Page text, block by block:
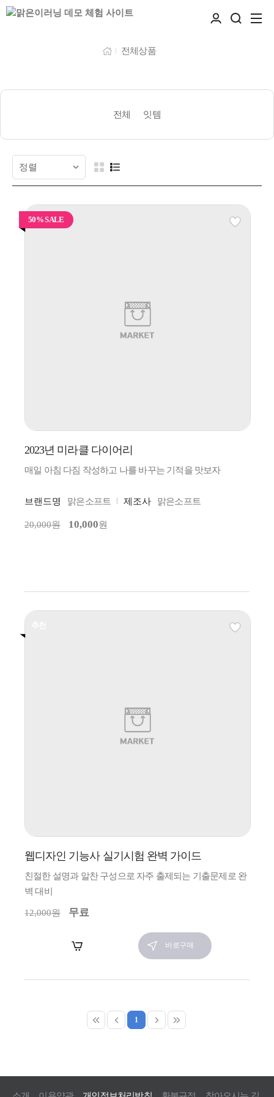
전체상품
전체 잇템
50% SALE
2023년 미라클 다이어리
매일 아침 다짐 작성하고 나를 바꾸는 기적을 맛보자
브랜드명 맑은소프트 제조사 맑은소프트
20,000원 10,000원
웹디자인 기능사 실기시험 완벽 가이드
친절한 설명과 알찬 구성으로 자주 출제되는 기출문제로 완
벽 대비
12,000원 무료
바로구매
1